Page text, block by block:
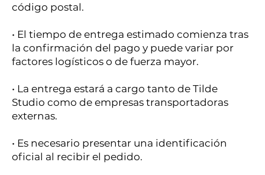
código postal.
• El tiempo de entrega estimado comienza tras
la confirmación del pago y puede variar por
factores logísticos o de fuerza mayor.
• La entrega estará a cargo tanto de Tilde
Studio como de empresas transportadoras
externas.
• Es necesario presentar una identificación
oficial al recibir el pedido.